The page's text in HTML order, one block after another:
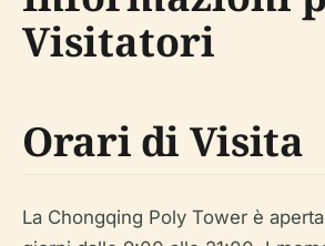
Visitatori
Orari di Visita
La Chongqing Poly Tower è